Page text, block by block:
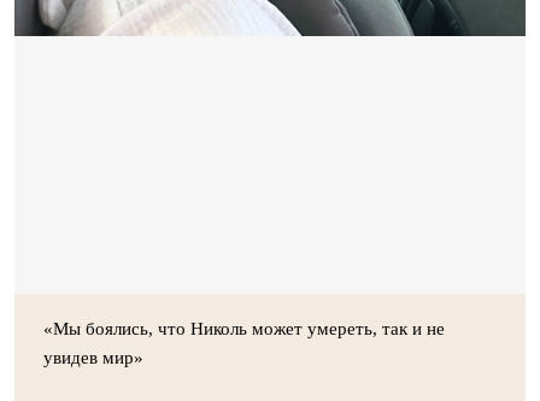
«Мы боялись, что Николь может умереть, так и не
увидев мир»